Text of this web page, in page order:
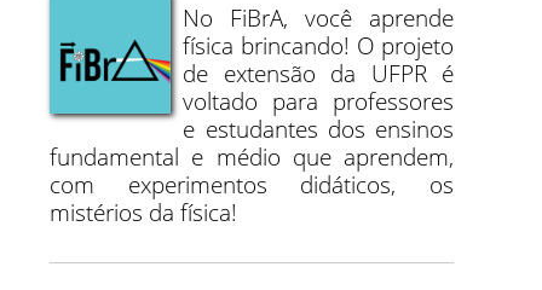
No FiBrA, você aprende
física brincando! O projeto
de extensão da UFPR é
voltado para professores
e estudantes dos ensinos
fundamental e médio que aprendem,
com experimentos didáticos, os
mistérios da física!